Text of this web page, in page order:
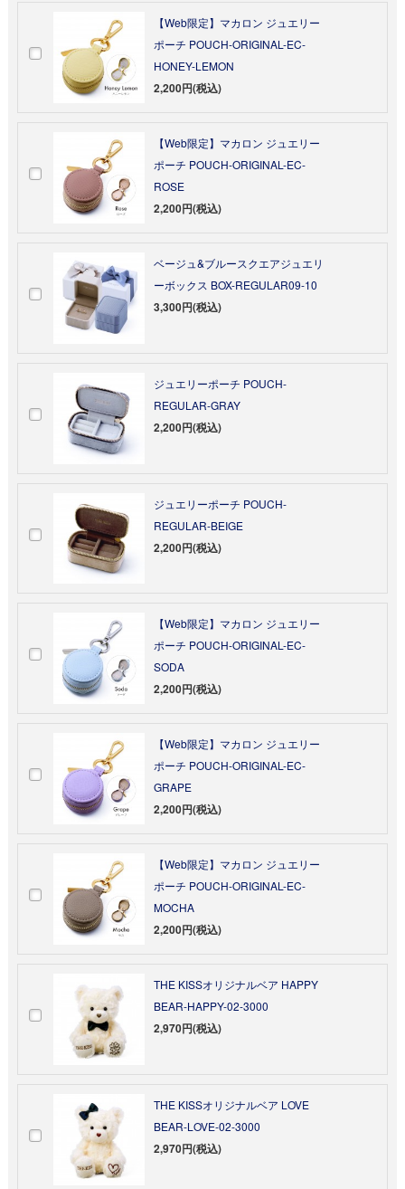
【Web限定】マカロン ジュエリー
ポーチ POUCH-ORIGINAL-EC-
HONEY-LEMON
2,200円(税込)
【Web限定】マカロン ジュエリー
ポーチ POUCH-ORIGINAL-EC-
ROSE
2,200円(税込)
ベージュ&ブルースクエアジュエリ
ーボックス BOX-REGULAR09-10
3,300円(税込)
ジュエリーポーチ POUCH-
REGULAR-GRAY
2,200円(税込)
ジュエリーポーチ POUCH-
REGULAR-BEIGE
2,200円(税込)
【Web限定】マカロン ジュエリー
ポーチ POUCH-ORIGINAL-EC-
SODA
2,200円(税込)
【Web限定】マカロン ジュエリー
ポーチ POUCH-ORIGINAL-EC-
GRAPE
2,200円(税込)
【Web限定】マカロン ジュエリー
ポーチ POUCH-ORIGINAL-EC-
MOCHA
2,200円(税込)
THE KISSオリジナルベア HAPPY
BEAR-HAPPY-02-3000
2,970円(税込)
THE KISSオリジナルベア LOVE
BEAR-LOVE-02-3000
2,970円(税込)